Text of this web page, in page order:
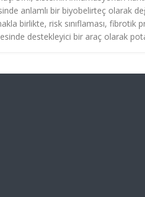
anlamlı bir biyobelirteç olarak
birlikte, risk sınıflaması, fibrotik
destekleyici bir araç olarak